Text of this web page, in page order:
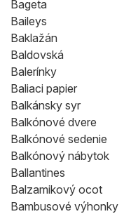
Bageta
Baileys
Baklažán
Baldovská
Balerínky
Baliaci papier
Balkánsky syr
Balkónové dvere
Balkónové sedenie
Balkónový nábytok
Ballantines
Balzamikový ocot
Bambusové výhonky